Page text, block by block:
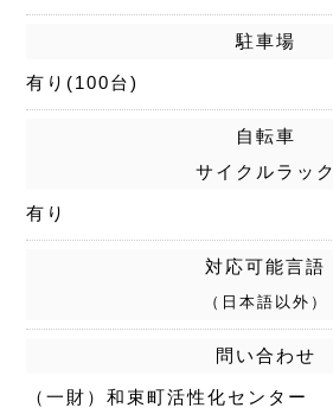
駐車場
有り(100台)
自転車
サイクルラック
有り
対応可能言語
（日本語以外）
問い合わせ
（一財）和束町活性化センター